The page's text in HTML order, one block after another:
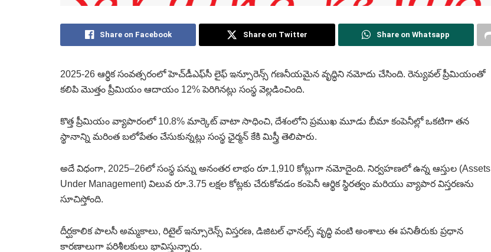
Share on Facebook Share on Twitter Share on Whatsapp
2025-26 ఆర్థిక సంవత్సరంలో హెచ్‌డీఎఫ్‌సీ లైఫ్ ఇన్సూరెన్స్ గణనీయమైన వృద్ధిని నమోదు చేసింది. రెన్యువల్ ప్రీమియంతో
కలిపి మొత్తం ప్రీమియం ఆదాయం 12% పెరిగినట్లు సంస్థ వెల్లడించింది.
కొత్త ప్రీమియం వ్యాపారంలో 10.8% మార్కెట్ వాటా సాధించి, దేశంలోని ప్రముఖ మూడు బీమా కంపెనీల్లో ఒకటిగా తన
స్థానాన్ని మరింత బలోపేతం చేసుకున్నట్లు సంస్థ ఛైర్మన్ కేకి మిస్త్రీ తెలిపారు.
అదే విధంగా, 2025–26లో సంస్థ పన్ను అనంతర లాభం రూ.1,910 కోట్లుగా నమోదైంది. నిర్వహణలో ఉన్న ఆస్తుల (Assets
Under Management) విలువ రూ.3.75 లక్షల కోట్లకు చేరుకోవడం కంపెనీ ఆర్థిక స్థిరత్వం మరియు వ్యాపార విస్తరణను
సూచిస్తోంది.
దీర్ఘకాలిక పాలసీ అమ్మకాలు, రిటైల్ ఇన్సూరెన్స్ విస్తరణ, డిజిటల్ ఛానల్స్ వృద్ధి వంటి అంశాలు ఈ పనితీరుకు ప్రధాన
కారణాలుగా పరిశీలకులు భావిస్తున్నారు.